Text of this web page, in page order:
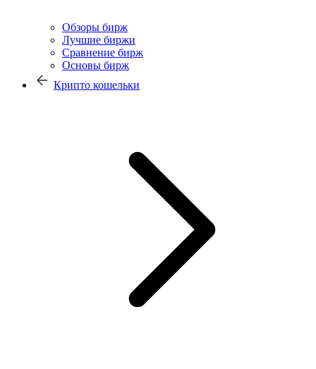
Обзоры бирж
Лучшие биржи
Сравнение бирж
Основы бирж
Крипто кошельки